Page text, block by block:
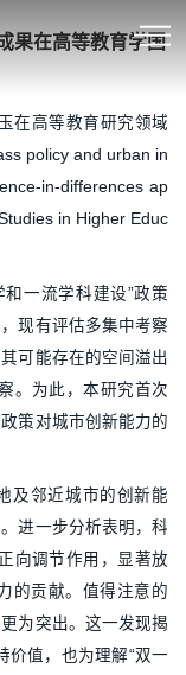
果在高等教育学国
在高等教育研究领域
policy and urban in
in-differences ap
in Higher Educ
一流学科建设”政策
现有评估多集中考察
可能存在的空间溢出
。为此，本研究首次
策对城市创新能力的
及邻近城市的创新能
进一步分析表明，科
向调节作用，显著放
的贡献。值得注意的
为突出。这一发现揭
价值，也为理解“双一